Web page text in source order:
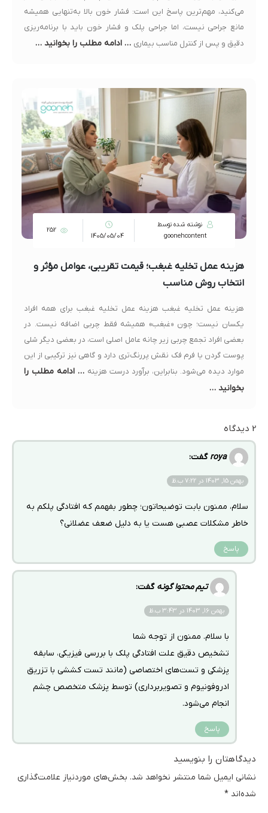
می‌کنید، مهم‌ترین پاسخ این است: فشار خون بالا به‌تنهایی همیشه
مانع جراحی نیست، اما جراحی پلک و فشار خون باید با برنامه‌ریزی
دقیق و پس از کنترل مناسب بیماری … ادامه مطلب را بخوانید …
نوشته شده توسط
goonehcontent
1405/05/04
252
هزینه عمل تخلیه غبغب؛ قیمت تقریبی، عوامل مؤثر و
انتخاب روش مناسب
هزینه عمل تخلیه غبغب هزینه عمل تخلیه غبغب برای همه افراد
یکسان نیست؛ چون «غبغب» همیشه فقط چربی اضافه نیست. در
بعضی افراد تجمع چربی زیر چانه عامل اصلی است، در بعضی دیگر شلی
پوست گردن یا فرم فک نقش پررنگ‌تری دارد و گاهی نیز ترکیبی از این
موارد دیده می‌شود. بنابراین، برآورد درست هزینه … ادامه مطلب را
بخوانید …
2 دیدگاه
roya گفت:
بهمن 15, 1403 در 7:22 ب.ظ
سلام، ممنون بابت توضیحاتون؛ چطور بفهمم که افتادگی پلکم به
خاطر مشکلات عصبی هست یا به دلیل ضعف عضلانی؟
پاسخ
تیم محتوا گونه گفت:
بهمن 16, 1403 در 3:43 ب.ظ
با سلام. ممنون از توجه شما
تشخیص دقیق علت افتادگی پلک با بررسی فیزیکی، سابقه
پزشکی و تست‌های اختصاصی (مانند تست کششی با تزریق
ادروفونیوم و تصویربرداری) توسط پزشک متخصص چشم
انجام می‌شود.
پاسخ
دیدگاهتان را بنویسید
نشانی ایمیل شما منتشر نخواهد شد. بخش‌های موردنیاز علامت‌گذاری
شده‌اند *